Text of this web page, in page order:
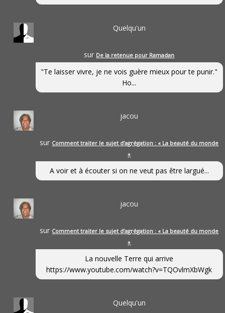
Quelqu'un
sur De la retenue pour Ramadan
"Te laisser vivre, je ne vois guère mieux pour te punir."
Ho...
jacou
sur Comment traiter le sujet d’agrégation : « La beauté du monde
»
A voir et à écouter si on ne veut pas être largué...
jacou
sur Comment traiter le sujet d’agrégation : « La beauté du monde
»
La nouvelle Terre qui arrive
https://www.youtube.com/watch?v=TQOvlmXbWgk
Quelqu'un